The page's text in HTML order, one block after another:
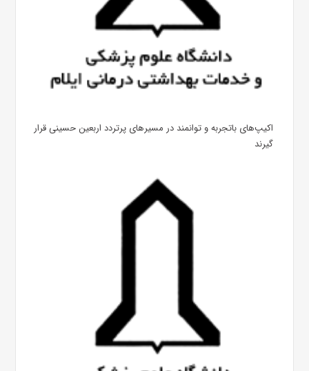
اکیپ‌های باتجربه و توانمند در مسیرهای پرتردد اربعین حسینی قرار
گیرند